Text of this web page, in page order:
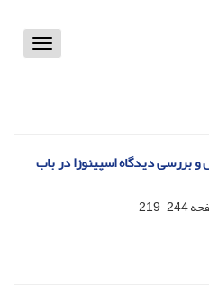
Toggle
بررسی دیدگاه اسپینوزا در باب
244-219